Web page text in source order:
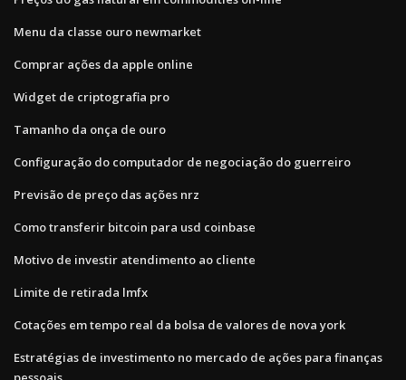
Menu da classe ouro newmarket
Comprar ações da apple online
Widget de criptografia pro
Tamanho da onça de ouro
Configuração do computador de negociação do guerreiro
Previsão de preço das ações nrz
Como transferir bitcoin para usd coinbase
Motivo de investir atendimento ao cliente
Limite de retirada lmfx
Cotações em tempo real da bolsa de valores de nova york
Estratégias de investimento no mercado de ações para finanças